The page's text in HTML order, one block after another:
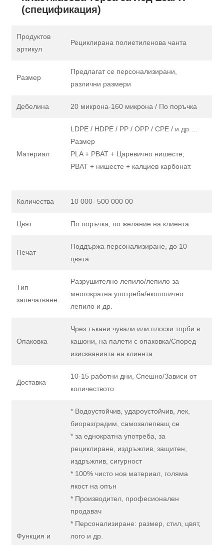
(спецификация)
Продуктов
артикул
Рециклирана полиетиленова чанта
Размер
Предлагат се персонализирани,
различни размери
Дебелина 20 микрона-160 микрона / По поръчка
Материал
LDPE / HDPE / PP / OPP / CPE / и др.…
Размер
PLA + PBAT + Царевично нишесте;
PBAT + нишесте + калциев карбонат.
Количества 10 000- 500 000 00
Цвят По поръчка, по желание на клиента
Печат
Поддържа персонализиране, до 10
цвята
Тип
запечатване
Разрушително лепило/лепило за
многократна употреба/екологично
лепило и др.
Опаковка
Чрез тъкани чували или плоски торби в
кашони, на палети с опаковка/Според
изискванията на клиента
Доставка
10-15 работни дни, Спешно/Зависи от
количеството
Функция и
* Водоустойчив, удароустойчив, лек,
биоразградим, самозалепващ се
* за еднократна употреба, за
рециклиране, издръжлив, защитен,
издръжлив, сигурност
* 100% чисто нов материал, голяма
якост на опън
* Производител, професионален
продавач
* Персонализиране: размер, стил, цвят,
лого и др.